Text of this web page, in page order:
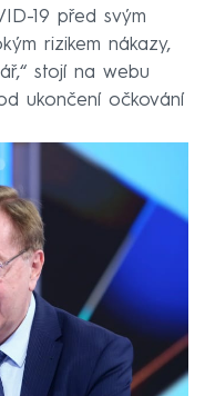
19 před svým
rizikem nákazy,
stojí na webu
ukončení očkování